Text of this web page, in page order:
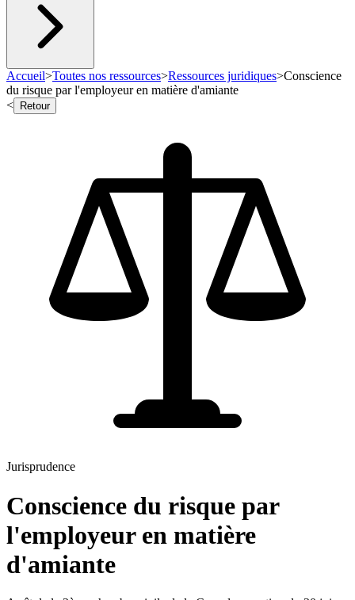
Accueil>Toutes nos ressources>Ressources juridiques>Conscience
du risque par l'employeur en matière d'amiante
<
Retour
Jurisprudence
Conscience du risque par
l'employeur en matière
d'amiante